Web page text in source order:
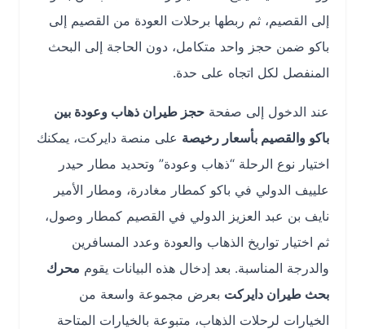
إلى القصيم، ثم ربطها برحلات العودة من القصيم إلى
باكو ضمن حجز واحد متكامل، دون الحاجة إلى البحث
المنفصل لكل اتجاه على حدة.
عند الدخول إلى صفحةحجز طيران ذهاب وعودة بين
باكو والقصيم بأسعار رخيصة على منصة دايركت، يمكنك
اختيار نوع الرحلة “ذهاب وعودة” وتحديد مطار حيدر
علييف الدولي في باكو كمطار مغادرة، ومطار الأمير
نايف بن عبد العزيز الدولي في القصيم كمطار وصول،
ثم اختيار تواريخ الذهاب والعودة وعدد المسافرين
والدرجة المناسبة. بعد إدخال هذه البيانات يقوم محرك
بحث طيران دايركتبعرض مجموعة واسعة من
الخيارات لرحلات الذهاب، متبوعة بالخيارات المتاحة